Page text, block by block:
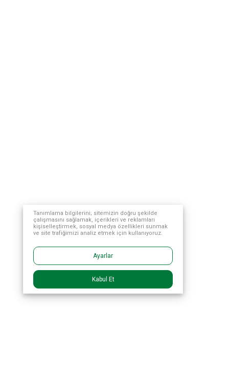
Tanımlama bilgilerini; sitemizin doğru şekilde
çalışmasını sağlamak, içerikleri ve reklamları
kişiselleştirmek, sosyal medya özellikleri sunmak
ve site trafiğimizi analiz etmek için kullanıyoruz.
Ayarlar
Kabul Et